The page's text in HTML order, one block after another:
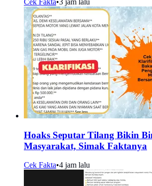
Cek Fakta•3 jam lalu
Hoaks Seputar Tilang Bikin
Masyarakat, Simak Faktanya
Cek Fakta•4 jam lalu